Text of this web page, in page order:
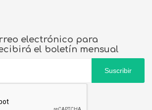
electrónico para
el boletín mensual
Suscribir